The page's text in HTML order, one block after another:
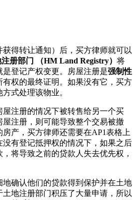
得转让通知）后，买方律师就可以
册部门 （HM Land Registry） 将
登记产权变更。房屋注册是强制性
权的最终证明。如果没有它，买方
式处理该物业。
注册的情况下被转售给另一个买
注册，则可能导致整个交易被撤
产，买方律师还需要在AP1表格上
没有登记抵押权的情况下，如果之后
将导致之前的贷款人失去优先权，
地确认他们的贷款得到保护并在土地
地注册部门积压了大量申请，所以